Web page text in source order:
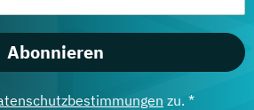
Abonnieren
zu. *